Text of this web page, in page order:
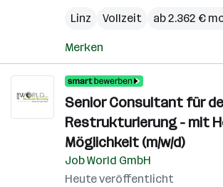
Linz
Vollzeit ab 2.362 €
Merken
Senior Consultant für
Restrukturierung - mit
Möglichkeit (m/w/d)
Job World GmbH
Heute veröffentlicht